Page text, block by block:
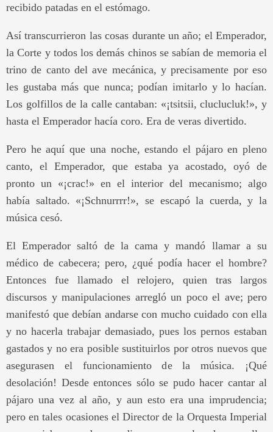
recibido patadas en el estómago.
Así transcurrieron las cosas durante un año; el Emperador,
la Corte y todos los demás chinos se sabían de memoria el
trino de canto del ave mecánica, y precisamente por eso
les gustaba más que nunca; podían imitarlo y lo hacían.
Los golfillos de la calle cantaban: «¡tsitsii, cluclucluk!», y
hasta el Emperador hacía coro. Era de veras divertido.
Pero he aquí que una noche, estando el pájaro en pleno
canto, el Emperador, que estaba ya acostado, oyó de
pronto un «¡crac!» en el interior del mecanismo; algo
había saltado. «¡Schnurrrr!», se escapó la cuerda, y la
música cesó.
El Emperador saltó de la cama y mandó llamar a su
médico de cabecera; pero, ¿qué podía hacer el hombre?
Entonces fue llamado el relojero, quien tras largos
discursos y manipulaciones arregló un poco el ave; pero
manifestó que debían andarse con mucho cuidado con ella
y no hacerla trabajar demasiado, pues los pernos estaban
gastados y no era posible sustituirlos por otros nuevos que
asegurasen el funcionamiento de la música. ¡Qué
desolación! Desde entonces sólo se pudo hacer cantar al
pájaro una vez al año, y aun esto era una imprudencia;
pero en tales ocasiones el Director de la Orquesta Imperial